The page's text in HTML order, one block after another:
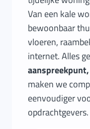
Van een kale
bewoonbaar
vloeren,
internet. Alles
maken we
eenvoudiger
opdrachtgevers.